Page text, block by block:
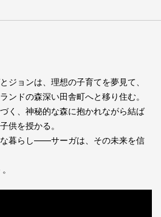
ジョンは、理想の子育てを夢見て、
ンドの森深い田舎町へと移り住む。
く、神秘的な森に抱かれながら結ば
供を授かる。
暮らし——サーガは、その未来を信